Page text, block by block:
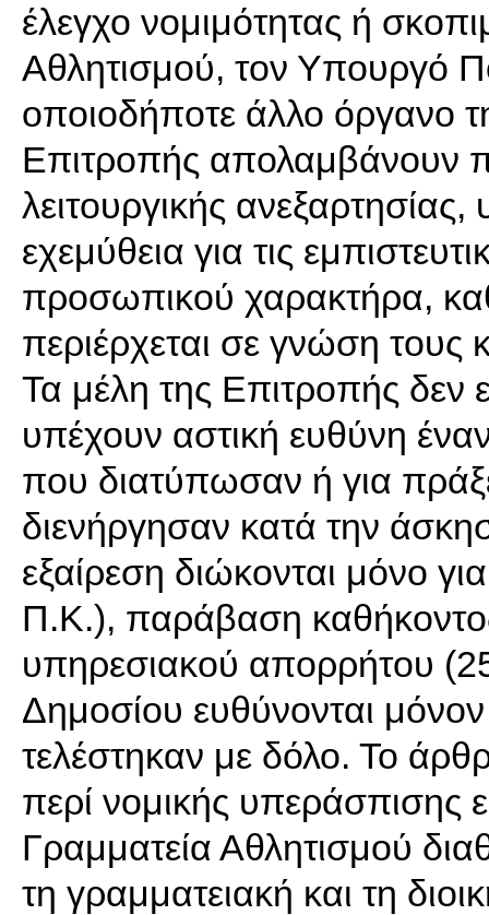
έλεγχο νομιμότητας ή
Αθλητισμού, τον Υπουργό
οποιοδήποτε άλλο όργανο
Επιτροπής απολαμβάνουν
λειτουργικής
εχεμύθεια για τις
προσωπικού χαρακτήρα,
περιέρχεται σε γνώση τους
Τα μέλη της Επιτροπής δεν
υπέχουν αστική ευθύνη
που διατύπωσαν ή για
διενήργησαν κατά την
εξαίρεση διώκονται μόνο
Π.Κ.), παράβαση
υπηρεσιακού απορρήτου
Δημοσίου ευθύνονται
τελέστηκαν με δόλο. Το
περί νομικής υπεράσπισης
Γραμματεία Αθλητισμού
τη γραμματειακή και τη